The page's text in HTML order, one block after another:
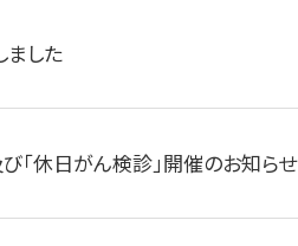
ました
「休日がん検診」開催のお知らせ